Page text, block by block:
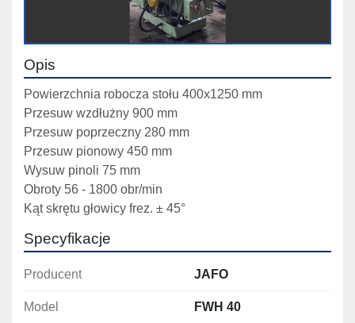
Opis
Powierzchnia robocza stołu 400x1250 mm
Przesuw wzdłużny 900 mm
Przesuw poprzeczny 280 mm
Przesuw pionowy 450 mm
Wysuw pinoli 75 mm
Obroty 56 - 1800 obr/min
Kąt skrętu głowicy frez. ± 45°
Specyfikacje
Producent JAFO
Model FWH 40